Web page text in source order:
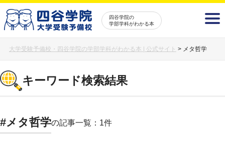
四谷学院の
学部学科がわかる本
大学受験予備校・四谷学院の学部学科がわかる本 | 公式サイト > メタ哲学
キーワード検索結果
#メタ哲学の記事一覧：1件